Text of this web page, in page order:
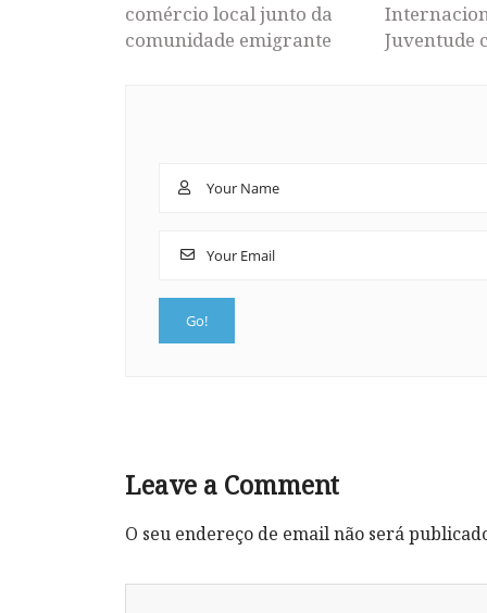
comércio local junto da
comunidade emigrante
Juventude
Leave a Comment
O seu endereço de email não será